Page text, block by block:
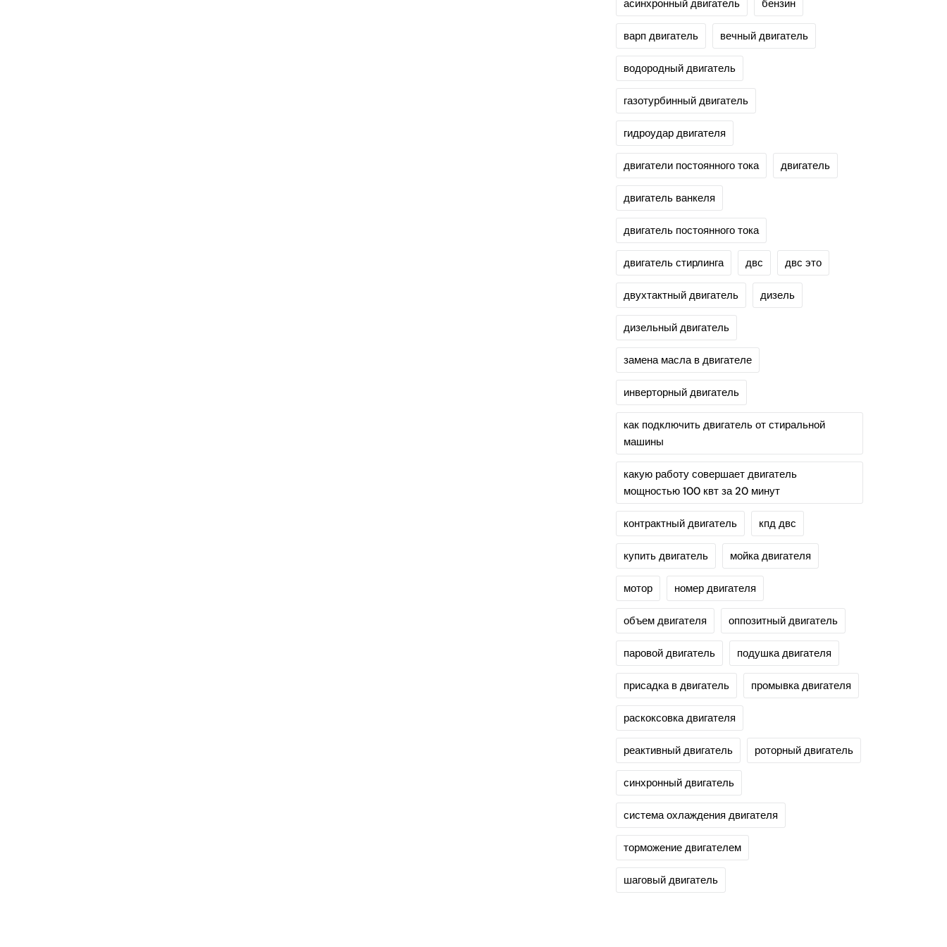
асинхронный двигатель бензин
варп двигатель вечный двигатель
водородный двигатель
газотурбинный двигатель
гидроудар двигателя
двигатели постоянного тока двигатель
двигатель ванкеля
двигатель постоянного тока
двигатель стирлинга двс двс это
двухтактный двигатель дизель
дизельный двигатель
замена масла в двигателе
инверторный двигатель
как подключить двигатель от стиральной
машины
какую работу совершает двигатель
мощностью 100 квт за 20 минут
контрактный двигатель кпд двс
купить двигатель мойка двигателя
мотор номер двигателя
объем двигателя оппозитный двигатель
паровой двигатель подушка двигателя
присадка в двигатель промывка двигателя
раскоксовка двигателя
реактивный двигатель роторный двигатель
синхронный двигатель
система охлаждения двигателя
торможение двигателем
шаговый двигатель